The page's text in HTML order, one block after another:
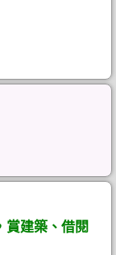
賞建築、借閱